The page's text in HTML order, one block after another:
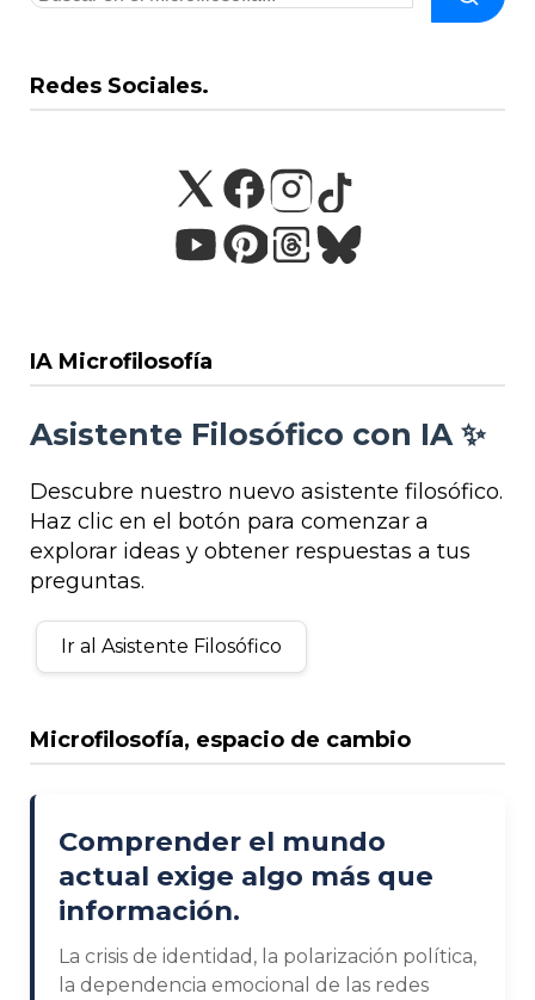
Redes Sociales.
IA Microfilosofía
Asistente Filosófico con IA ✨
Descubre nuestro nuevo asistente filosófico.
Haz clic en el botón para comenzar a
explorar ideas y obtener respuestas a tus
preguntas.
Ir al Asistente Filosófico
Microfilosofía, espacio de cambio
Comprender el mundo
actual exige algo más que
información.
La crisis de identidad, la polarización política,
la dependencia emocional de las redes